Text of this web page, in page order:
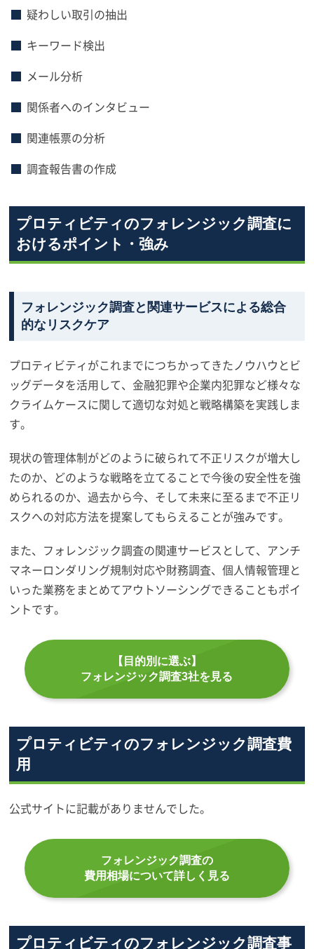
疑わしい取引の抽出
キーワード検出
メール分析
関係者へのインタビュー
関連帳票の分析
調査報告書の作成
プロティビティのフォレンジック調査に
おけるポイント・強み
フォレンジック調査と関連サービスによる総合
的なリスクケア
プロティビティがこれまでにつちかってきたノウハウとビ
ッグデータを活用して、金融犯罪や企業内犯罪など様々な
クライムケースに関して適切な対処と戦略構築を実践しま
す。
現状の管理体制がどのように破られて不正リスクが増大し
たのか、どのような戦略を立てることで今後の安全性を強
められるのか、過去から今、そして未来に至るまで不正リ
スクへの対応方法を提案してもらえることが強みです。
また、フォレンジック調査の関連サービスとして、アンチ
マネーロンダリング規制対応や財務調査、個人情報管理と
いった業務をまとめてアウトソーシングできることもポイ
ントです。
【目的別に選ぶ】
フォレンジック調査3社を見る
プロティビティのフォレンジック調査費
用
公式サイトに記載がありませんでした。
フォレンジック調査の
費用相場について詳しく見る
プロティビティのフォレンジック調査事